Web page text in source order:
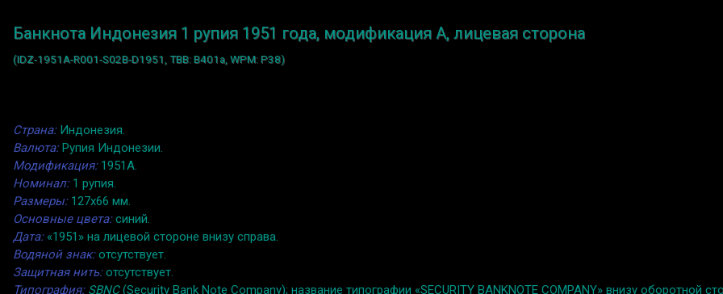
Банкнота Индонезия 1 рупия 1951 года, модификация A, лицевая сторона
(IDZ-1951A-R001-S02B-D1951, TBB: B401a, WPM: P38)
Страна:Индонезия.
Валюта:Рупия Индонезии.
Модификация:1951A.
Номинал:1 рупия.
Размеры:127x66 мм.
Основные цвета:синий.
Дата:«1951» на лицевой стороне внизу справа.
Водяной знак:отсутствует.
Защитная нить:отсутствует.
Типография: SBNC(Security Bank Note Company); название типографии «SECURITY BANKNOTE COMPANY» внизу оборотной